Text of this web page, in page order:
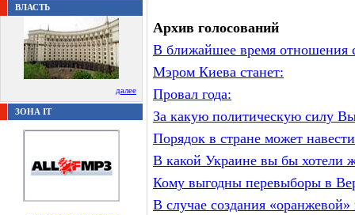
ВЛАСТЬ
далее
ЗОНА IT
Архив голосований
В ближайшее время отношения
Мэром Киева станет:
Провал года:
За какую политическую силу Вы
Порядок в стране может
В какой Украине вы бы хотели
Кому выгодны перевыборы в
В случае создания